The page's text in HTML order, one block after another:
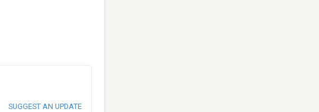
SUGGEST AN UPDATE